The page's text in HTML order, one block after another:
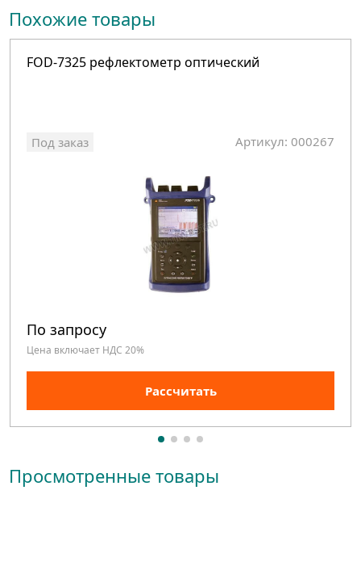
Похожие товары
FOD-7325 рефлектометр оптический
Под заказ Артикул: 000267
По запросу
Цена включает НДС 20%
Рассчитать
Просмотренные товары